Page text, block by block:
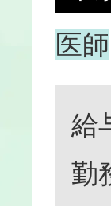
医師
給
勤